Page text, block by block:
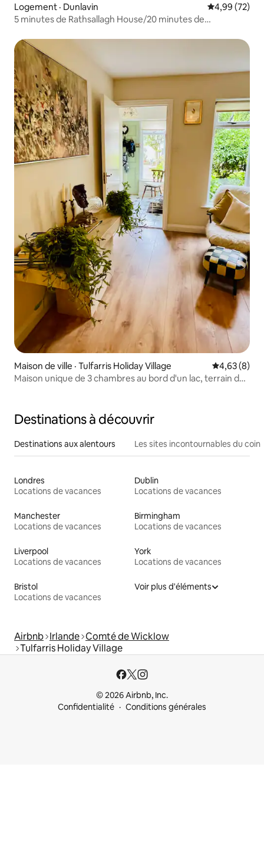
Logement · Dunlavin Note
4,99 (72)
5 minutes de Rathsallagh House/20 minutes de
Maison de ville · Tulfarris Holiday Village Note
4,63 (8)
Maison unique de 3 chambres au bord d'un lac, terrain de
Destinations à découvrir
Destinations aux alentours Les sites incontournables du coin
Londres
Locations de vacances
Dublin
Locations de vacances
Manchester
Locations de vacances
Birmingham
Locations de vacances
Liverpool
Locations de vacances
York
Locations de vacances
Bristol
Locations de vacances
Voir plus d'éléments
Airbnb Irlande Comté de Wicklow
Tulfarris Holiday Village
© 2026 Airbnb, Inc.
Confidentialité
Conditions générales